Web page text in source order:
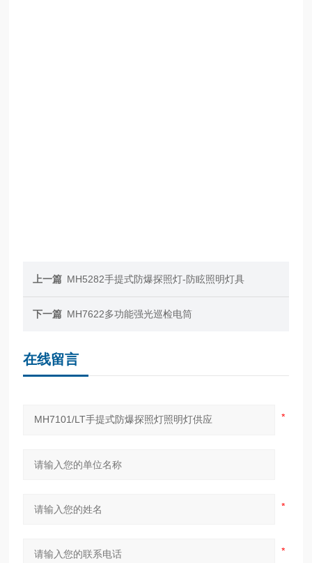
上一篇 MH5282手提式防爆探照灯-防眩照明灯具
下一篇 MH7622多功能强光巡检电筒
在线留言